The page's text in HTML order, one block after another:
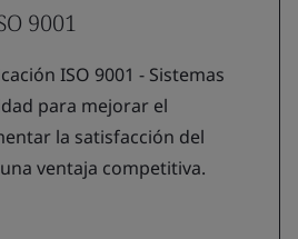
9001
ISO 9001 - Sistemas
para mejorar el
la satisfacción del
ventaja competitiva.